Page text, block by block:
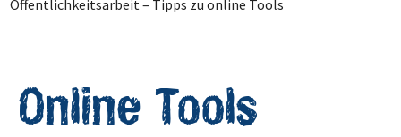
Öffentlichkeitsarbeit – Tipps zu online Tools
Online Tools